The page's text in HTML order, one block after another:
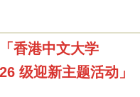
香港中文大学
级迎新主题活动」